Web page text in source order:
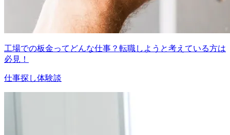
工場での板金ってどんな仕事？転職しようと考えている方は
必見！
仕事探し体験談